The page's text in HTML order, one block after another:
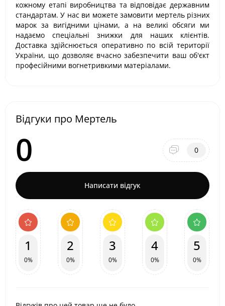
кожному етапі виробництва та відповідає державним
стандартам. У нас ви можете замовити мертель різних
марок за вигідними цінами, а на великі обсяги ми
надаємо спеціальні знижки для наших клієнтів.
Доставка здійснюється оперативно по всій території
України, що дозволяє вчасно забезпечити ваш об'єкт
професійними вогнетривкими матеріалами.
Відгуки про Мертель
0 0
Написати відгук
1
0%
2
0%
3
0%
4
0%
5
0%